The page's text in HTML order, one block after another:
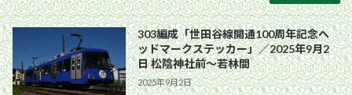
303編成「世田谷線開通100周年記念ヘ
ッドマークステッカー」／2025年9月2
日 松陰神社前〜若林間
2025年9月2日